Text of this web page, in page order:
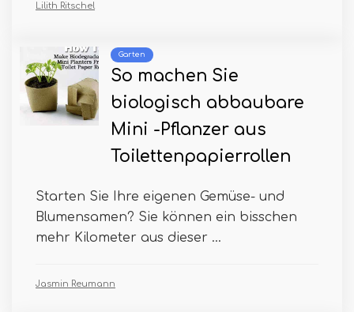
Lilith Ritschel
Garten
So machen Sie
biologisch abbaubare
Mini -Pflanzer aus
Toilettenpapierrollen
Starten Sie Ihre eigenen Gemüse- und
Blumensamen? Sie können ein bisschen
mehr Kilometer aus dieser ...
Jasmin Reumann